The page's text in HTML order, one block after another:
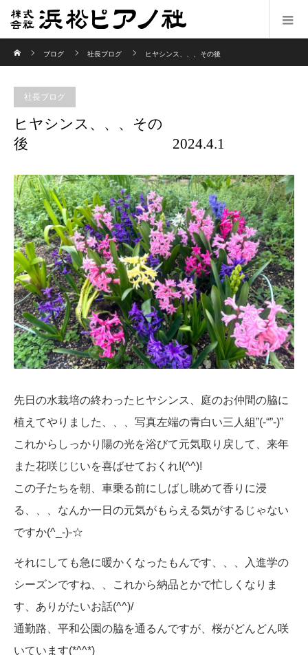
ブログ
社長ブログ ヒヤシンス、、、その後
社長ブログ
ヒヤシンス、、、その
後 2024.4.1
先日の水栽培の終わったヒヤシンス、庭のお仲間の脇に
植えてやりました、、、写真左端の青白い三人組”(-“”-)”
これからしっかり陽の光を浴びて元気取り戻して、来年
また花咲じじいを喜ばせておくれ!(^^)!
この子たちを朝、車乗る前にしばし眺めて香りに浸
る、、、なんか一日の元気がもらえる気がするじゃない
ですか(^_-)-☆
それにしても急に暖かくなったもんです、、、入進学の
シーズンですね、、これから納品とかで忙しくなりま
す、ありがたいお話(^^)/
通勤路、平和公園の脇を通るんですが、桜がどんどん咲
いています(*^^*)